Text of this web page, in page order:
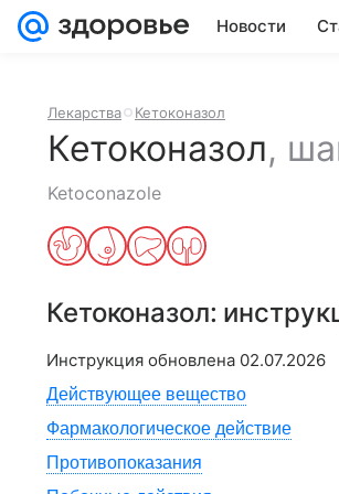
Новости
Лекарства Кетоконазол
Кетоконазол,
Ketoconazole
Кетоконазол:
Инструкция обновлена 02.07.2026
Действующее вещество
Фармакологическое действие
Противопоказания